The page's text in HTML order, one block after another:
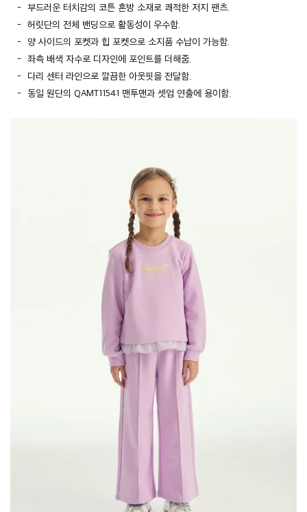
부드러운 터치감의 코튼 혼방 소재로 쾌적한 저지 팬츠.
허릿단의 전체 밴딩으로 활동성이 우수함.
양 사이드의 포켓과 힙 포켓으로 소지품 수납이 가능함.
좌측 배색 자수로 디자인에 포인트를 더해줌.
다리 센터 라인으로 깔끔한 아웃핏을 전달함.
동일 원단의 QAMT11541 맨투맨과 셋업 연출에 용이함.